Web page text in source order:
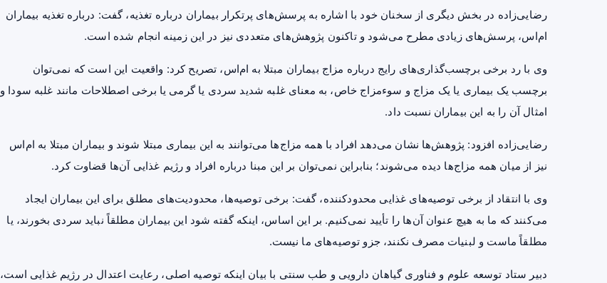
رضایی‌زاده در بخش دیگری از سخنان خود با اشاره به پرسش‌های پرتکرار بیماران درباره تغذیه، گفت: درباره تغذیه بیماران
ام‌اس، پرسش‌های زیادی مطرح می‌شود و تاکنون پژوهش‌های متعددی نیز در این زمینه انجام شده است.
وی با رد برخی برچسب‌گذاری‌های رایج درباره مزاج بیماران مبتلا به ام‌اس، تصریح کرد: واقعیت این است که نمی‌توان
برچسب یک بیماری یا یک مزاج و سوءمزاج خاص، به معنای غلبه شدید سردی یا گرمی یا برخی اصطلاحات مانند غلبه سودا و
امثال آن را به این بیماران نسبت داد.
رضایی‌زاده افزود: پژوهش‌ها نشان می‌دهد افراد با همه مزاج‌ها می‌توانند به این بیماری مبتلا شوند و بیماران مبتلا به ام‌اس
نیز از میان همه مزاج‌ها دیده می‌شوند؛ بنابراین نمی‌توان بر این مبنا درباره افراد و رژیم غذایی آن‌ها قضاوت کرد.
وی با انتقاد از برخی توصیه‌های غذایی محدودکننده، گفت: برخی توصیه‌ها، محدودیت‌های مطلق برای این بیماران ایجاد
می‌کنند که ما به هیچ عنوان آن‌ها را تأیید نمی‌کنیم. بر این اساس، اینکه گفته شود این بیماران مطلقاً نباید سردی بخورند، یا
مطلقاً ماست و لبنیات مصرف نکنند، جزو توصیه‌های ما نیست.
دبیر ستاد توسعه علوم و فناوری گیاهان دارویی و طب سنتی با بیان اینکه توصیه اصلی، رعایت اعتدال در رژیم غذایی است،